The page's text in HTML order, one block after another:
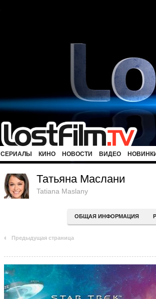
СЕРИАЛЫ КИНО НОВОСТИ ВИДЕО
Татьяна Маслани
Tatiana Maslany
ОБЩАЯ ИНФОРМАЦИЯ
Предыдущая страница